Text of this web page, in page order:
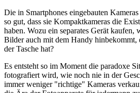
Die in Smartphones eingebauten
so gut, dass sie Kompaktkameras die
haben. Wozu ein separates Gerät kaufen,
Bilder auch mit dem Handy hinbekommt,
der Tasche hat?
Es entsteht so im Moment die paradoxe
fotografiert wird, wie noch nie in der
immer weniger "richtige" Kameras